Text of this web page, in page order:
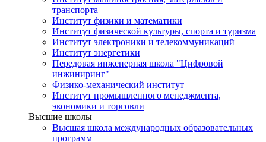
транспорта
Институт физики и математики
Институт физической культуры, спорта и туризма
Институт электроники и телекоммуникаций
Институт энергетики
Передовая инженерная школа "Цифровой
инжиниринг"
Физико-механический институт
Институт промышленного менеджмента,
экономики и торговли
Высшие школы
Высшая школа международных образовательных
программ